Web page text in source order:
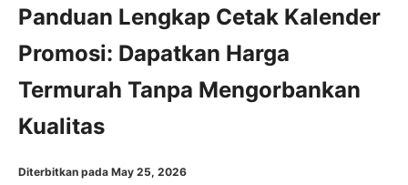
Panduan Lengkap Cetak Kalender
Promosi: Dapatkan Harga
Termurah Tanpa Mengorbankan
Kualitas
Diterbitkan pada May 25, 2026